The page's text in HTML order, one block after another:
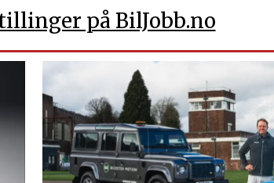
på BilJobb.no